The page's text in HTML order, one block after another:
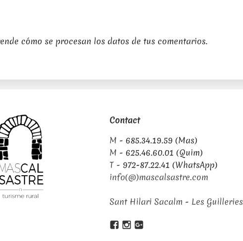
cómo se procesan los datos de tus comentarios.
Contact
M - 685.34.19.59 (Mas)
M - 625.46.60.01 (Quim)
T - 972-87.22.41 (WhatsApp)
info(@)mascalsastre.com
Sant Hilari Sacalm - Les Guilleries